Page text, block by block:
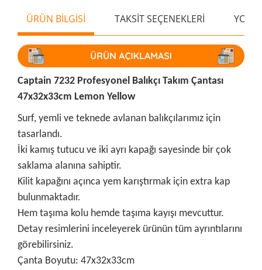
ÜRÜN BİLGİSİ TAKSİT SEÇENEKLERİ
Captain 7232 Profesyonel Balıkçı Takım Çantası
47x32x33cm Lemon Yellow
Surf, yemli ve teknede avlanan balıkçılarımız için
tasarlandı.
İki kamış tutucu ve iki ayrı kapağı sayesinde bir çok
saklama alanına sahiptir.
Kilit kapağını açınca yem karıştırmak için extra kap
bulunmaktadır.
Hem taşıma kolu hemde taşıma kayışı mevcuttur.
Detay resimlerini inceleyerek ürünün tüm ayrıntılarını
görebilirsiniz.
Çanta Boyutu: 47x32x33cm